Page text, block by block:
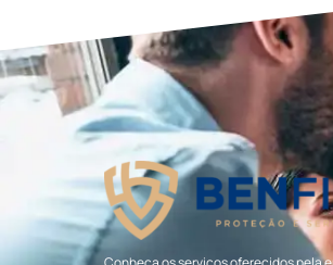
Treinamento de Brigada de
Treinamento de Combate a
Treinamento de Primeiros Socorros